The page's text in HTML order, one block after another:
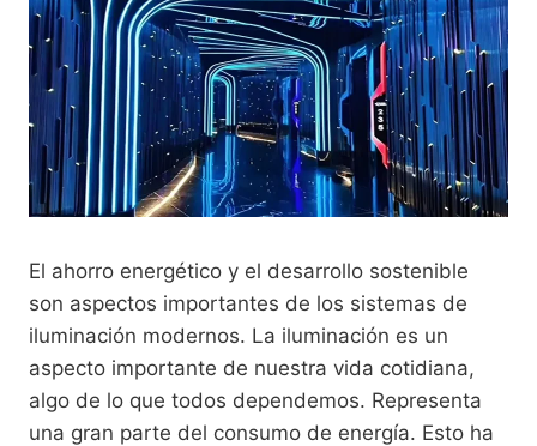
El ahorro energético y el desarrollo sostenible
son aspectos importantes de los sistemas de
iluminación modernos. La iluminación es un
aspecto importante de nuestra vida cotidiana,
algo de lo que todos dependemos. Representa
una gran parte del consumo de energía. Esto ha